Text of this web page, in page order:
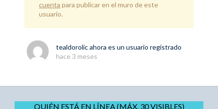
cuenta para publicar en el muro de este
usuario.
tealdorolicahora es un usuario registrado
hace 3 meses
QUIÉN ESTÁ EN LÍNEA (MÁX. 30 VISIBLES)